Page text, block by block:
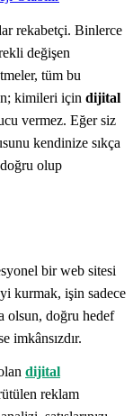
rekabetçi. Binlerce
değişen
tüm bu
kimileri için dijital
vermez. Eğer siz
kendinize sıkça
doğru olup
bir web sitesi
kurmak, işin sadece
olsun, doğru hedef
imkânsızdır.
dijital
reklam